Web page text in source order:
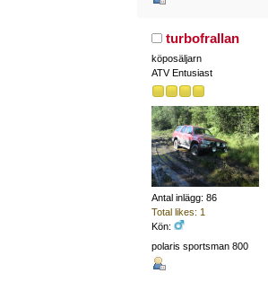
turbofrallan
köposäljarn
ATV Entusiast
Antal inlägg: 86
Total likes: 1
Kön:
polaris sportsman 800